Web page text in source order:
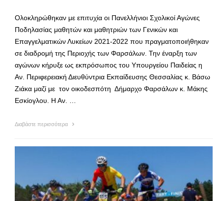
Ολοκληρώθηκαν με επιτυχία οι Πανελλήνιοι Σχολικοί Αγώνες
Ποδηλασίας μαθητών και μαθητριών των Γενικών και
Επαγγελματικών Λυκείων 2021-2022 που πραγματοποιήθηκαν
σε διαδρομή της Περιοχής των Φαρσάλων. Την έναρξη των
αγώνων κήρυξε ως εκπρόσωπος του Υπουργείου Παιδείας η
Αν. Περιφερειακή Διευθύντρια Εκπαίδευσης Θεσσαλίας κ. Βάσω
Ζιάκα μαζί με τον οικοδεσπότη Δήμαρχο Φαρσάλων κ. Μάκης
Εσκίογλου. Η Αν. …
Διαβάστε περισσότερα